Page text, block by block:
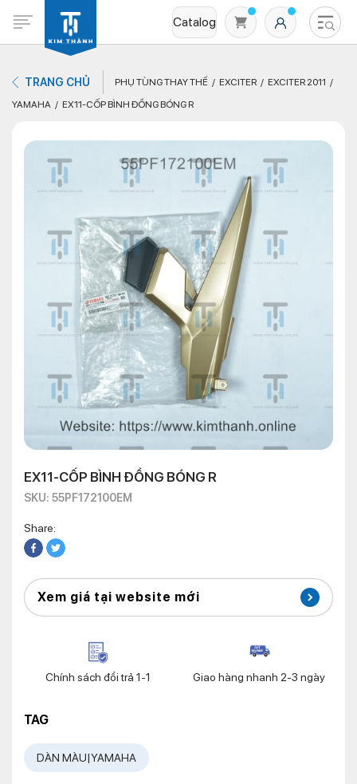
Catalog
Không có sản phẩm nào trong giỏ hàng
TRANG CHỦ PHỤ TÙNG THAY THẾ EXCITER
EXCITER 2011
YAMAHA
EX11-CỐP BÌNH ĐỒNG BÓNG R
EX11-CỐP BÌNH ĐỒNG BÓNG R
SKU: 55PF172100EM
Share:
Xem giá tại website mới
Chính sách đổi trả 1-1 Giao hàng nhanh 2-3 ngày
TAG
DÀN MÀU|YAMAHA